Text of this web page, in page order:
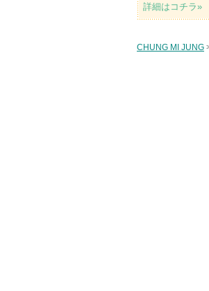
詳細はコチラ»
CHUNG MI JUNG